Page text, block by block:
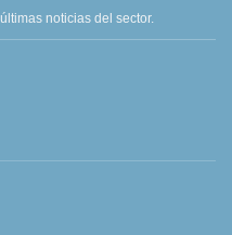
noticias del sector.